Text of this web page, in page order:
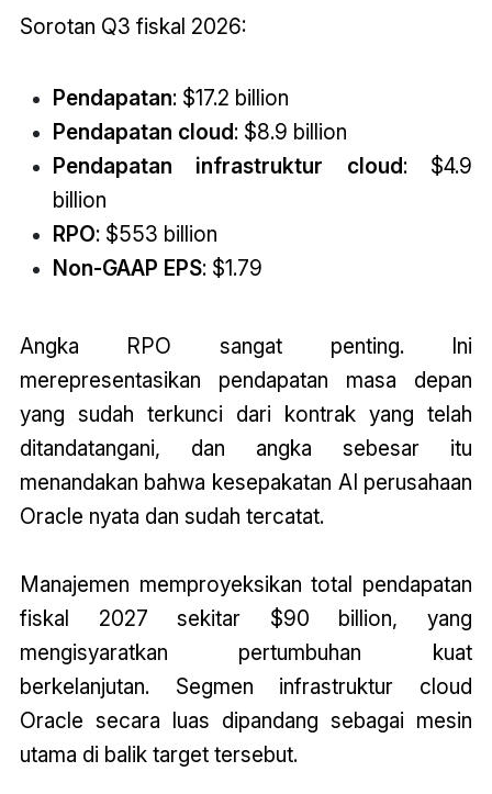
Sorotan Q3 fiskal 2026:
Pendapatan: $17.2 billion
Pendapatan cloud: $8.9 billion
Pendapatan infrastruktur cloud: $4.9
billion
RPO: $553 billion
Non-GAAP EPS: $1.79
Angka RPO sangat penting. Ini
merepresentasikan pendapatan masa depan
yang sudah terkunci dari kontrak yang telah
ditandatangani, dan angka sebesar itu
menandakan bahwa kesepakatan AI perusahaan
Oracle nyata dan sudah tercatat.
Manajemen memproyeksikan total pendapatan
fiskal 2027 sekitar $90 billion, yang
mengisyaratkan pertumbuhan kuat
berkelanjutan. Segmen infrastruktur cloud
Oracle secara luas dipandang sebagai mesin
utama di balik target tersebut.